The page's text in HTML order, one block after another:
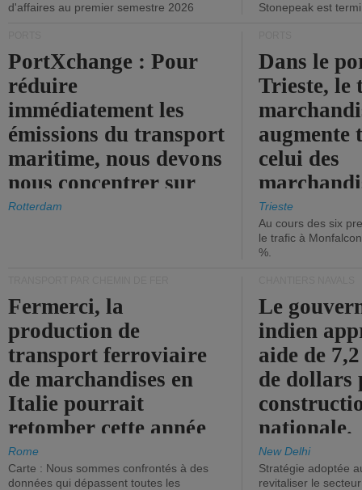
d'affaires au premier semestre 2026
Stonepeak est
PortXchange : Pour
réduire
immédiatement les
émissions du transport
maritime, nous devons
nous concentrer sur
les ports.
Rotterdam
Dans le
Trieste, le
augmente
celui des
diminue.
Trieste
Au cours des six
le trafic à
%.
Fermerci, la
production de
transport ferroviaire
de marchandises en
Italie pourrait
retomber cette année
aux niveaux de 2015.
Rome
Carte : Nous sommes confrontés à des
données qui dépassent toutes les
Le
indien
aide de
de dollars
nationale.
New Delhi
Stratégie adoptée
revitaliser le secteur